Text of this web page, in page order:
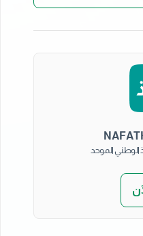
الوطني الموحد